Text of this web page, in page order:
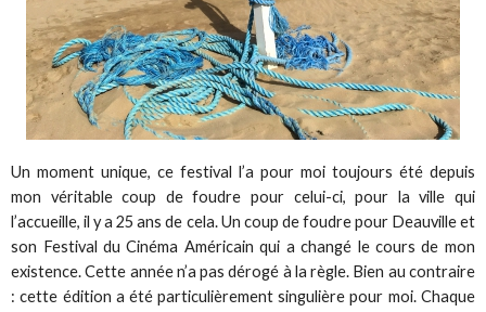
Un moment unique, ce festival l’a pour moi toujours été depuis
mon véritable coup de foudre pour celui-ci, pour la ville qui
l’accueille, il y a 25 ans de cela. Un coup de foudre pour Deauville et
son Festival du Cinéma Américain qui a changé le cours de mon
existence. Cette année n’a pas dérogé à la règle. Bien au contraire
: cette édition a été particulièrement singulière pour moi. Chaque